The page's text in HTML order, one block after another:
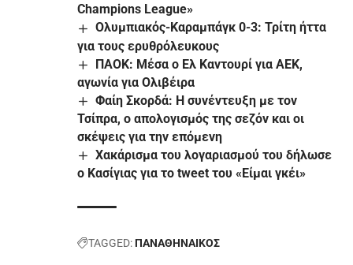
Champions League»
Ολυμπιακός-Καραμπάγκ 0-3: Τρίτη ήττα
για τους ερυθρόλευκους
ΠΑΟΚ: Μέσα ο Ελ Καντουρί για ΑΕΚ,
αγωνία για Ολιβέιρα
Φαίη Σκορδά: Η συνέντευξη με τον
Τσίπρα, ο απολογισμός της σεζόν και οι
σκέψεις για την επόμενη
Χακάρισμα του λογαριασμού του δήλωσε
ο Κασίγιας για το tweet του «Είμαι γκέι»
TAGGED:ΠΑΝΑΘΗΝΑΙΚΟΣ